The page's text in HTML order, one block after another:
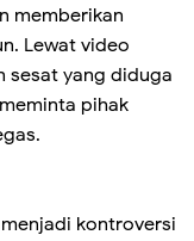
memberikan
Lewat video
sesat yang diduga
pihak
kontroversi